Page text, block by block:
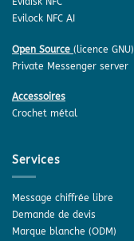
Evilock NFC AI
Open Source (licence GNU)
Private Messenger server
Accessoires
Crochet métal
Services
Message chiffrée libre
Demande de devis
Marque blanche (ODM)